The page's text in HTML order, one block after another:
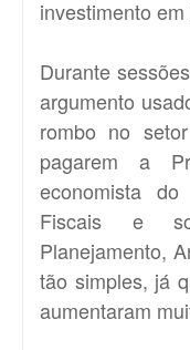
investimento
Durante
argumento
rombo no
pagarem a
economista
Fiscais e
Planejamento,
tão simples, já
aumentaram